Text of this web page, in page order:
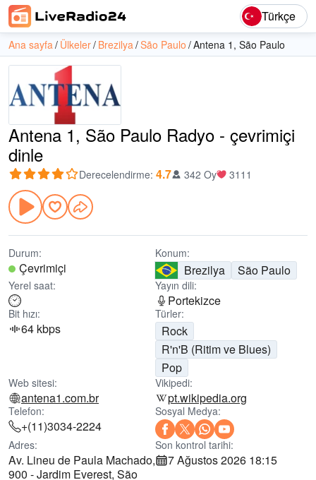
Türkçe
Ana sayfa Ülkeler Brezilya São Paulo Antena 1, São Paulo
Antena 1, São Paulo Radyo - çevrimiçi
dinle
Derecelendirme: 4.7 342 Oy 3111
Durum:
Çevrimiçi
Konum:
Brezilya São Paulo
Yerel saat: Yayın dili:
Portekizce
Bit hızı:
64 kbps
Türler:
Rock
R'n'B (Ritim ve Blues)
Pop
Web sitesi:
antena1.com.br
Vikipedi:
pt.wikipedia.org
Telefon:
+(11)3034-2224
Sosyal Medya:
Adres:
Av. Lineu de Paula Machado,
900 - Jardim Everest, São
Son kontrol tarihi:
7 Ağustos 2026 18:15